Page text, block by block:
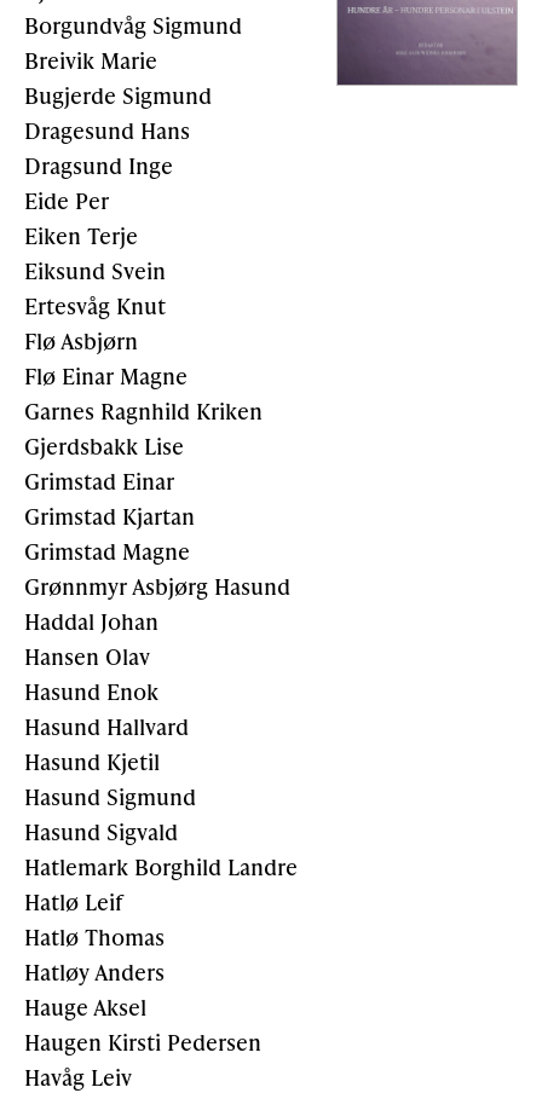
Borgundvåg Sigmund
Breivik Marie
Bugjerde Sigmund
Dragesund Hans
Dragsund Inge
Eide Per
Eiken Terje
Eiksund Svein
Ertesvåg Knut
Flø Asbjørn
Flø Einar Magne
Garnes Ragnhild Kriken
Gjerdsbakk Lise
Grimstad Einar
Grimstad Kjartan
Grimstad Magne
Grønnmyr Asbjørg Hasund
Haddal Johan
Hansen Olav
Hasund Enok
Hasund Hallvard
Hasund Kjetil
Hasund Sigmund
Hasund Sigvald
Hatlemark Borghild Landre
Hatlø Leif
Hatlø Thomas
Hatløy Anders
Hauge Aksel
Haugen Kirsti Pedersen
Havåg Leiv